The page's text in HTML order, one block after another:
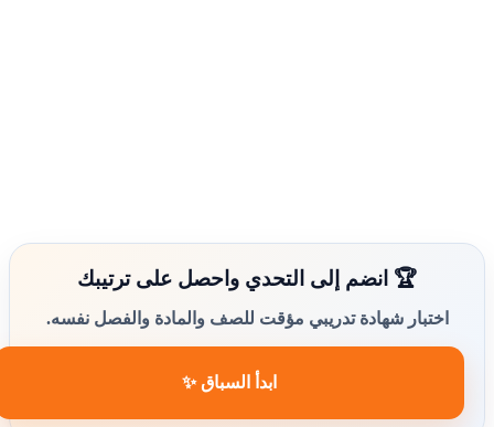
🏆 انضم إلى التحدي واحصل على ترتيبك
اختبار شهادة تدريبي مؤقت للصف والمادة والفصل نفسه.
ابدأ السباق ✨